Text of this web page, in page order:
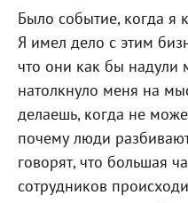
Было событие, когда я
Я имел дело с этим
что они как бы надули
натолкнуло меня на
делаешь, когда не
почему люди
говорят, что большая
сотрудников